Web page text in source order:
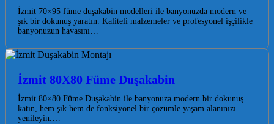
İzmit 70×95 füme duşakabin modelleri ile banyonuzda modern ve
şık bir dokunuş yaratın. Kaliteli malzemeler ve profesyonel işçilikle
banyonuzun havasını…
İzmit 80X80 Füme Duşakabin
İzmit 80×80 Füme Duşakabin ile banyonuza modern bir dokunuş
katın, hem şık hem de fonksiyonel bir çözümle yaşam alanınızı
yenileyin.…